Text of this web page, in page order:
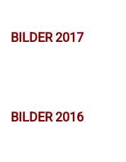
BILDER 2017
BILDER 2016